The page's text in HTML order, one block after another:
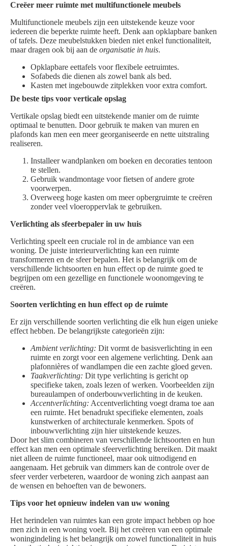
Creëer meer ruimte met multifunctionele meubels
Multifunctionele meubels zijn een uitstekende keuze voor
iedereen die beperkte ruimte heeft. Denk aan opklapbare banken
of tafels. Deze meubelstukken bieden niet enkel functionaliteit,
maar dragen ook bij aan de organisatie in huis.
Opklapbare eettafels voor flexibele eetruimtes.
Sofabeds die dienen als zowel bank als bed.
Kasten met ingebouwde zitplekken voor extra comfort.
De beste tips voor verticale opslag
Vertikale opslag biedt een uitstekende manier om de ruimte
optimaal te benutten. Door gebruik te maken van muren en
plafonds kan men een meer georganiseerde en nette uitstraling
realiseren.
Installeer wandplanken om boeken en decoraties tentoon
te stellen.
Gebruik wandmontage voor fietsen of andere grote
voorwerpen.
Overweeg hoge kasten om meer opbergruimte te creëren
zonder veel vloeroppervlak te gebruiken.
Verlichting als sfeerbepaler in uw huis
Verlichting speelt een cruciale rol in de ambiance van een
woning. De juiste interieurverlichting kan een ruimte
transformeren en de sfeer bepalen. Het is belangrijk om de
verschillende lichtsoorten en hun effect op de ruimte goed te
begrijpen om een gezellige en functionele woonomgeving te
creëren.
Soorten verlichting en hun effect op de ruimte
Er zijn verschillende soorten verlichting die elk hun eigen unieke
effect hebben. De belangrijkste categorieën zijn:
Ambient verlichting: Dit vormt de basisverlichting in een
ruimte en zorgt voor een algemene verlichting. Denk aan
plafonnières of wandlampen die een zachte gloed geven.
Taakverlichting: Dit type verlichting is gericht op
specifieke taken, zoals lezen of werken. Voorbeelden zijn
bureaulampen of onderbouwverlichting in de keuken.
Accentverlichting: Accentverlichting voegt drama toe aan
een ruimte. Het benadrukt specifieke elementen, zoals
kunstwerken of architecturale kenmerken. Spots of
inbouwverlichting zijn hier uitstekende keuzes.
Door het slim combineren van verschillende lichtsoorten en hun
effect kan men een optimale sfeerverlichting bereiken. Dit maakt
niet alleen de ruimte functioneel, maar ook uitnodigend en
aangenaam. Het gebruik van dimmers kan de controle over de
sfeer verder verbeteren, waardoor de woning zich aanpast aan
de wensen en behoeften van de bewoners.
Tips voor het opnieuw indelen van uw woning
Het herindelen van ruimtes kan een grote impact hebben op hoe
men zich in een woning voelt. Bij het creëren van een optimale
woningindeling is het belangrijk om zowel functionaliteit in huis